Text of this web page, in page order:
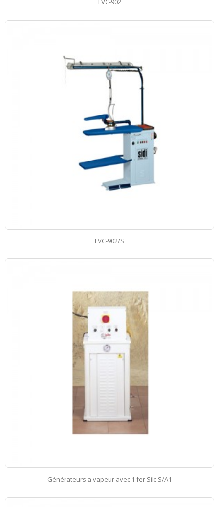
FVC-902
FVC-902/S
Générateurs a vapeur avec 1 fer Silc S/A1